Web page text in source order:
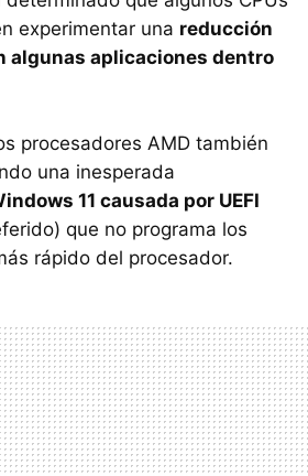
experimentar una reducción
algunas aplicaciones dentro
procesadores AMD también
una inesperada
11 causada por UEFI
que no programa los
rápido del procesador.